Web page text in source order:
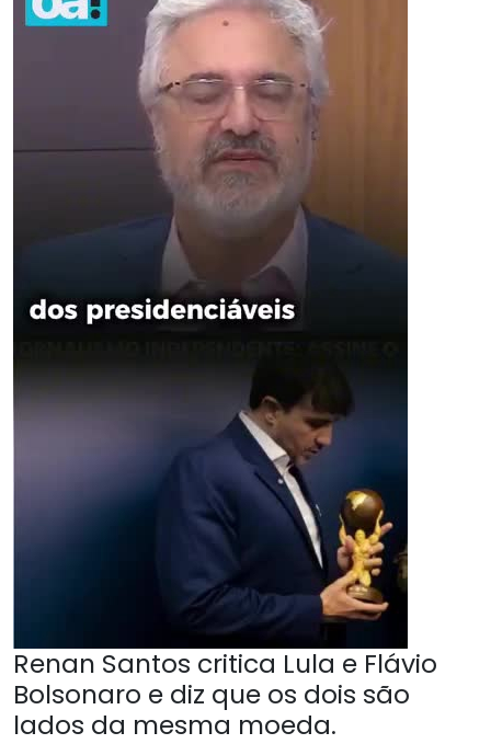
Renan Santos critica Lula e Flávio
Bolsonaro e diz que os dois são
lados da mesma moeda.